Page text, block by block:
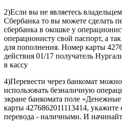
2)Если вы не являетесь
Сбербанка то вы можете сделать
сбербанка в окошке у
операционисту свой паспорт, а
для пополнения. Номер карты
действия 01/17 получатель
в кассу
4)Перевести через банкомат
использовать безналичную
экране банкомата поле
карты 4276862011113414,
перевода - наличными. И